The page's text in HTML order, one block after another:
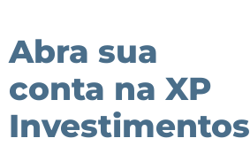
Abra sua
conta na XP
Investimentos